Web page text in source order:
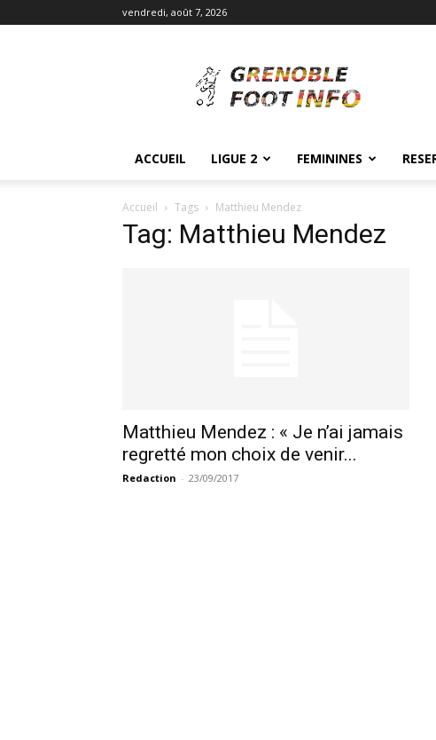
vendredi, août 7, 2026
Foot
Info
ACCUEIL LIGUE 2 FEMININES
Accueil Tags Matthieu Mendez
Tag: Matthieu Mendez
Matthieu Mendez : « Je n’ai jamais
regretté mon choix de venir...
Redaction - 23/09/2017